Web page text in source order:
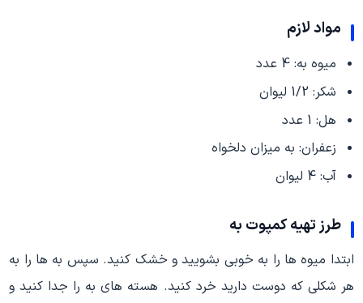
مواد لازم
میوه به: 4 عدد
شکر: 1/2 لیوان
هل: 1 عدد
زعفران: به میزان دلخواه
آب: 4 لیوان
طرز تهیه کمپوت به
ابتدا میوه ها را به خوبی بشویید و خشک کنید. سپس به ها را به
هر شکلی که دوست دارید خرد کنید. هسته های به را جدا کنید و